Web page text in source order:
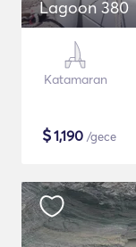
Lagoon 380
Katamaran
$1,190 /gece